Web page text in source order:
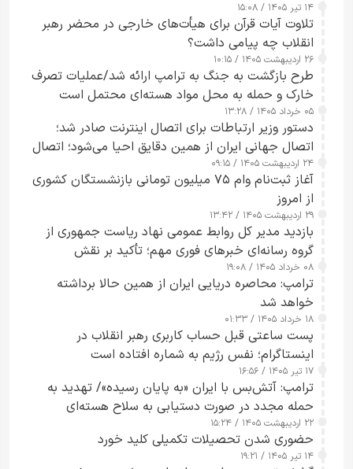
۱۴ تیر ۱۴۰۵ / ۱۵:۰۸
تلاوت آیات قرآن برای هیأت‌های خارجی در محضر رهبر
انقلاب چه پیامی داشت؟
۲۶ اردیبهشت ۱۴۰۵ / ۱۰:۱۵
طرح‌ بازگشت به جنگ به ترامپ ارائه شد/عملیات تصرف
خارک و حمله به محل مواد هسته‌ای محتمل است
۰۵ خرداد ۱۴۰۵ / ۱۳:۲۸
دستور وزیر ارتباطات برای اتصال اینترنت صادر شد؛
اتصال جهانی ایران از همین دقایق احیا می‌شود؛ اتصال
کامل مردم تا ۲۴ ساعت آینده
۲۴ اردیبهشت ۱۴۰۵ / ۰۹:۱۵
آغاز ثبت‌نام وام ۷۵ میلیون تومانی بازنشستگان کشوری
از امروز
۲۹ اردیبهشت ۱۴۰۵ / ۱۳:۴۲
بازدید مدیر کل روابط عمومی نهاد ریاست جمهوری از
گروه رسانه‌ای خبرهای فوری مهم؛ تأکید بر نقش
رسانه‌های هوشمند و مسئول در ارتقای آگاهی عمومی
۰۸ خرداد ۱۴۰۵ / ۱۹:۰۸
ترامپ: محاصره دریایی ایران از همین حالا برداشته
خواهد شد
۱۸ خرداد ۱۴۰۵ / ۰۱:۳۳
پست ساعتی قبل حساب کاربری رهبر انقلاب در
اینستاگرام؛ نفس رژیم به شماره افتاده است​
۱۷ تیر ۱۴۰۵ / ۱۶:۵۶
ترامپ: آتش‌بس با ایران «به پایان رسیده»/ تهدید به
حمله مجدد در صورت دستیابی به سلاح هسته‌ای
۲۲ اردیبهشت ۱۴۰۵ / ۱۵:۲۴
حضوری شدن تحصیلات تکمیلی کلید خورد
۱۴ تیر ۱۴۰۵ / ۱۹:۲۱